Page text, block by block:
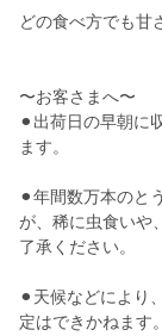
どの食べ方でも甘
〜お客さまへ〜
⚫︎出荷日の早朝に
ます。
⚫︎年間数万本のと
が、稀に虫食いや
了承ください。
⚫︎天候などにより
定はできかねます。